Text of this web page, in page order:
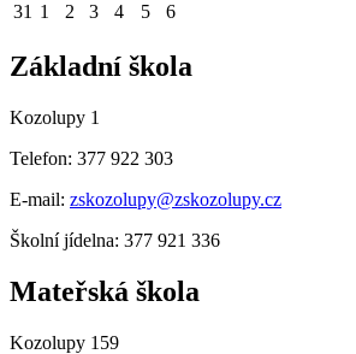
31 1 2 3 4 5 6
Základní škola
Kozolupy 1
Telefon: 377 922 303
E-mail: zskozolupy@zskozolupy.cz
Školní jídelna: 377 921 336
Mateřská škola
Kozolupy 159